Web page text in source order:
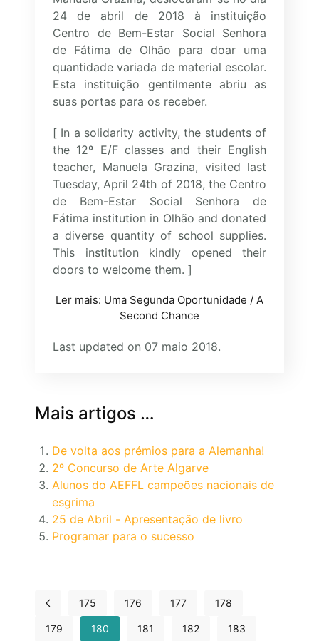
24 de abril de 2018 à instituição
Centro de Bem-Estar Social Senhora
de Fátima de Olhão para doar uma
quantidade variada de material escolar.
Esta instituição gentilmente abriu as
suas portas para os receber.
[ In a solidarity activity, the students of
the 12º E/F classes and their English
teacher, Manuela Grazina, visited last
Tuesday, April 24th of 2018, the Centro
de Bem-Estar Social Senhora de
Fátima institution in Olhão and donated
a diverse quantity of school supplies.
This institution kindly opened their
doors to welcome them. ]
Ler mais: Uma Segunda Oportunidade / A
Second Chance
Last updated on 07 maio 2018.
Mais artigos …
De volta aos prémios para a Alemanha!
2º Concurso de Arte Algarve
Alunos do AEFFL campeões nacionais de
esgrima
25 de Abril - Apresentação de livro
Programar para o sucesso
175 176 177 178
179 180 181 182 183